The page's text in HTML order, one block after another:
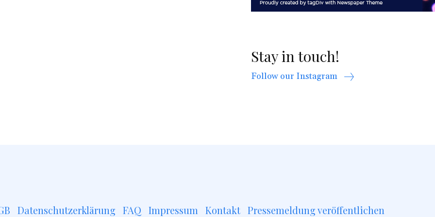
Stay in touch!
Follow our Instagram
Datenschutzerklärung FAQ Impressum Kontakt Pressemeldung veröffentlichen